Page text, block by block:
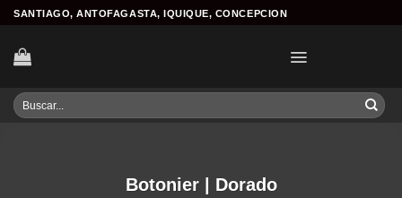
Skip
content
SANTIAGO, ANTOFAGASTA, IQUIQUE, CONCEPCION
Buscar
por:
Botonier | Dorado